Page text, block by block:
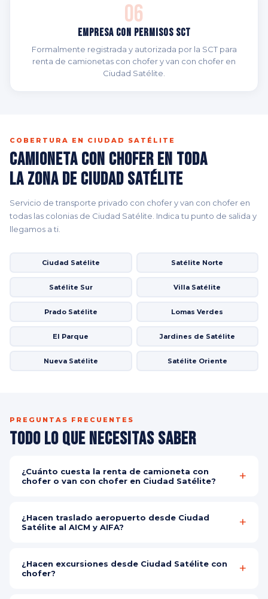
06
Empresa con Permisos SCT
Formalmente registrada y autorizada por la SCT para
renta de camionetas con chofer y van con chofer en
Ciudad Satélite.
COBERTURA EN CIUDAD SATÉLITE
Camioneta con Chofer en Toda
la Zona de Ciudad Satélite
Servicio de transporte privado con chofer y van con chofer en
todas las colonias de Ciudad Satélite. Indica tu punto de salida y
llegamos a ti.
Ciudad Satélite Satélite Norte
Satélite Sur Villa Satélite
Prado Satélite Lomas Verdes
El Parque Jardines de Satélite
Nueva Satélite Satélite Oriente
PREGUNTAS FRECUENTES
Todo lo que Necesitas Saber
¿Cuánto cuesta la renta de camioneta con
chofer o van con chofer en Ciudad Satélite?
Contáctanos por WhatsApp para tu cotización personalizada y
gratuita en minutos, sin ningún compromiso.
¿Hacen traslado aeropuerto desde Ciudad
Satélite al AICM y AIFA?
Aeropuerto Internacional de la Ciudad de México (AICM) y al
Aeropuerto Internacional Felipe Ángeles (AIFA) los 365 días del
¿Hacen excursiones desde Ciudad Satélite con
chofer?